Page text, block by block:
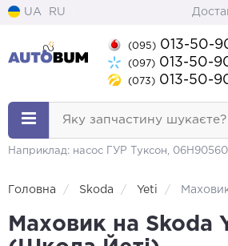
UA RU
(095) 013-50-
(097) 013-50-
(073) 013-50-
Яку запчастину шукаєте?
Наприклад: насос ГУР Туксон,
Головна Skoda Yeti
Маховик на Skoda